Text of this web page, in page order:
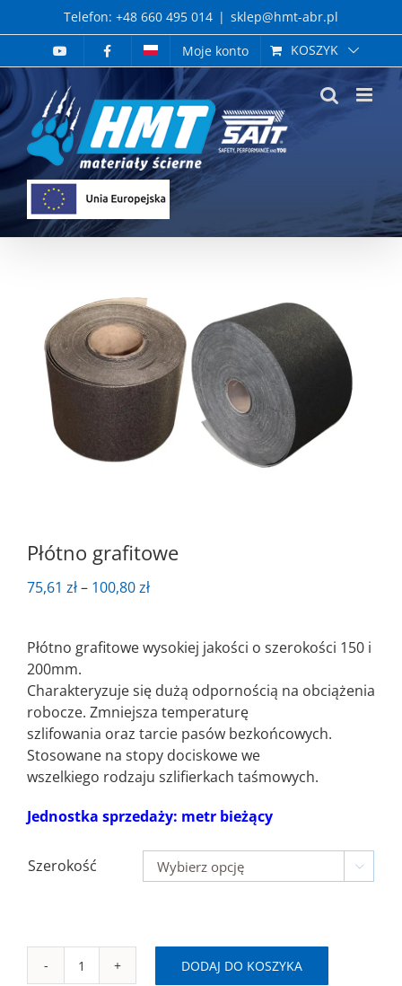
to
Telefon: +48 660 495 014 | sklep@hmt-abr.pl
Moje konto
KOSZYK
Płótno grafitowe
75,61 zł– 100,80złZakres
75,61 zł
100,80 zł
Płótno grafitowe wysokiej jakości o szerokości 150 i
200mm.
Charakteryzuje się dużą odpornością na obciążenia
robocze. Zmniejsza temperaturę
szlifowania oraz tarcie pasów bezkońcowych.
Stosowane na stopy dociskowe we
wszelkiego rodzaju szlifierkach taśmowych.
Jednostka sprzedaży: metr bieżący
Szerokość 
ilość
DODAJ DO KOSZYKA